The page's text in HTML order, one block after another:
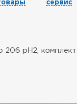
сервис
pH2,